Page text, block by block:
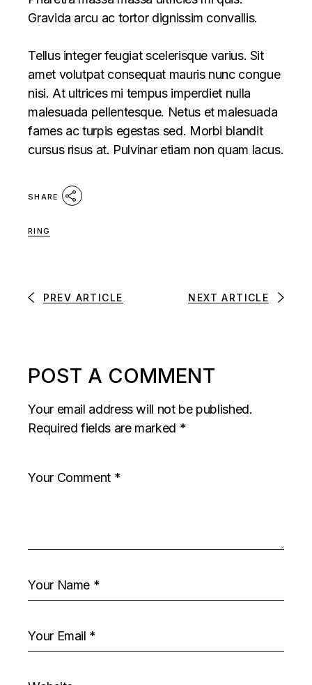
Gravida arcu ac tortor dignissim convallis.
Tellus integer feugiat scelerisque varius. Sit
amet volutpat consequat mauris nunc congue
nisi. At ultrices mi tempus imperdiet nulla
malesuada pellentesque. Netus et malesuada
fames ac turpis egestas sed. Morbi blandit
cursus risus at. Pulvinar etiam non quam lacus.
SHARE
RING
PREV ARTICLE NEXT ARTICLE
POST A COMMENT
Your email address will not be published.
Required fields are marked *